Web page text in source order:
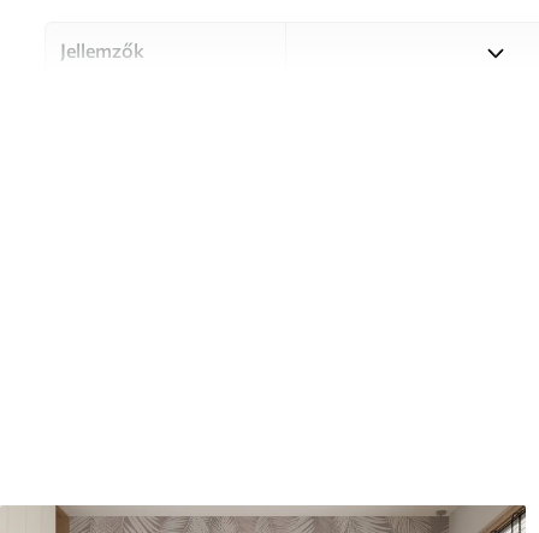
Jellemzők
A képet az Ön által
tisztíthatók.